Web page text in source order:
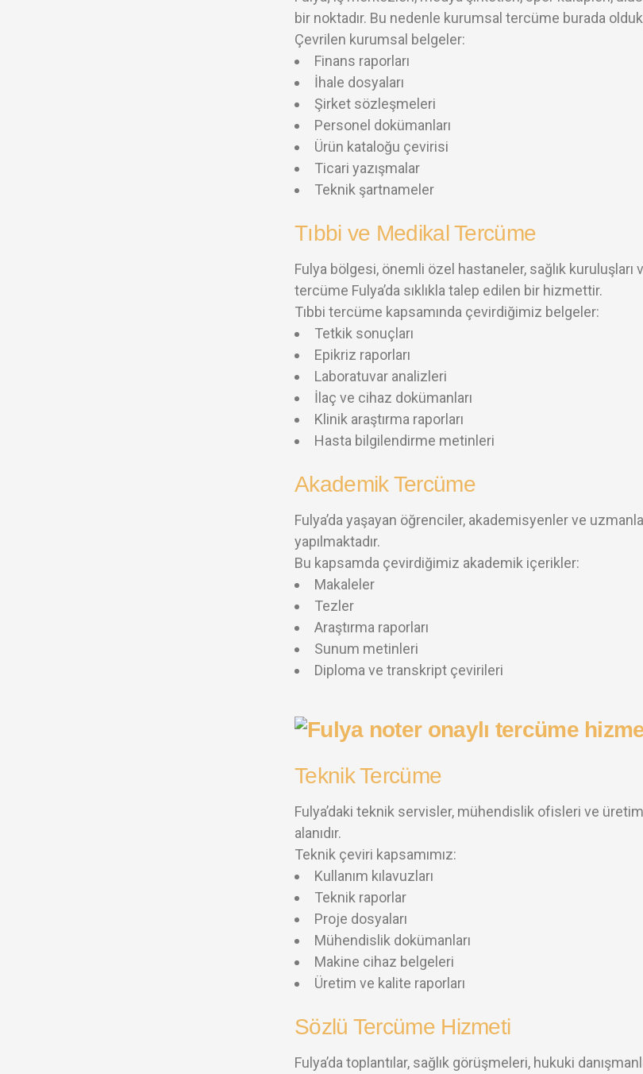
bir noktadır. Bu nedenle kurumsal tercüme burada
Çevrilen kurumsal belgeler:
Finans raporları
İhale dosyaları
Şirket sözleşmeleri
Personel dokümanları
Ürün kataloğu çevirisi
Ticari yazışmalar
Teknik şartnameler
Tıbbi ve Medikal Tercüme
Fulya bölgesi, önemli özel hastaneler, sağlık
tercüme Fulya’da sıklıkla talep edilen bir hizmettir.
Tıbbi tercüme kapsamında çevirdiğimiz belgeler:
Tetkik sonuçları
Epikriz raporları
Laboratuvar analizleri
İlaç ve cihaz dokümanları
Klinik araştırma raporları
Hasta bilgilendirme metinleri
Akademik Tercüme
Fulya’da yaşayan öğrenciler, akademisyenler ve
yapılmaktadır.
Bu kapsamda çevirdiğimiz akademik içerikler:
Makaleler
Tezler
Araştırma raporları
Sunum metinleri
Diploma ve transkript çevirileri
Teknik Tercüme
Fulya’daki teknik servisler, mühendislik ofisleri ve
alanıdır.
Teknik çeviri kapsamımız:
Kullanım kılavuzları
Teknik raporlar
Proje dosyaları
Mühendislik dokümanları
Makine cihaz belgeleri
Üretim ve kalite raporları
Sözlü Tercüme Hizmeti
Fulya’da toplantılar, sağlık görüşmeleri, hukuki